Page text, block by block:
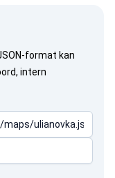
format kan
intern